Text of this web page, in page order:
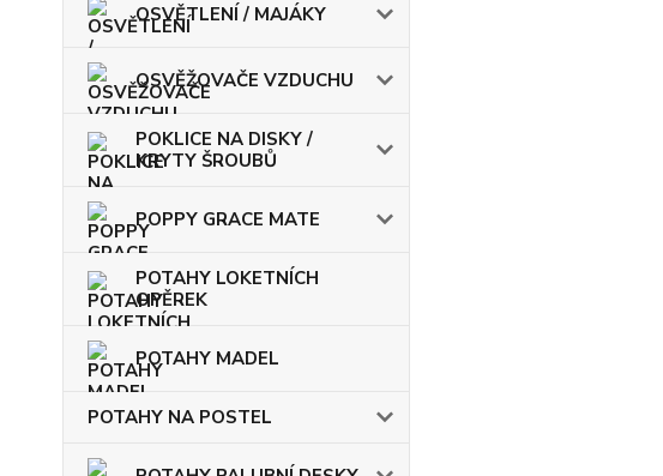
OSVĚTLENÍ / MAJÁKY
OSVĚŽOVAČE VZDUCHU
POKLICE NA DISKY /
KRYTY ŠROUBŮ
POPPY GRACE MATE
POTAHY LOKETNÍCH
OPĚREK
POTAHY MADEL
POTAHY NA POSTEL